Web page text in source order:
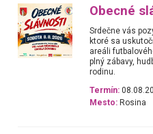
Obecné
Srdečne vás
ktoré sa
areáli
plný zábavy,
rodinu.
Termín:
Mesto: Rosina